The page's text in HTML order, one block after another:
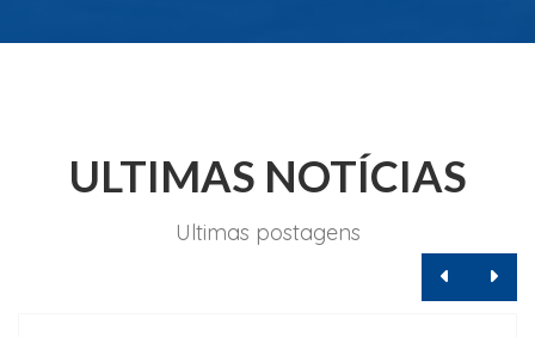
ULTIMAS NOTÍCIAS
Ultimas postagens